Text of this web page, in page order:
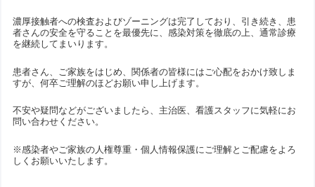
濃厚接触者への検査およびゾーニングは完了しており、引き続き、患
者さんの安全を守ることを最優先に、感染対策を徹底の上、通常診療
を継続してまいります。
患者さん、ご家族をはじめ、関係者の皆様にはご心配をおかけ致しま
すが、何卒ご理解のほどお願い申し上げます。
不安や疑問などがございましたら、主治医、看護スタッフに気軽にお
問い合わせください。
※感染者やご家族の人権尊重・個人情報保護にご理解とご配慮をよろ
しくお願いいたします。